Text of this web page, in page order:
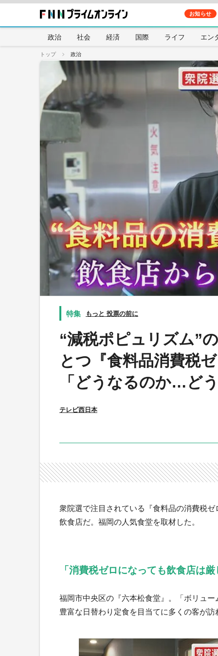
お知らせ
政治 社会 経済 国際 ライフ エン
トップ 政治
もっと 投票の前に
“減税ポピュリズム”
とつ『食料品消費税
「どうなるのか…ど
テレビ西日本
衆院選で注目されている『食料品の消費税
飲食店だ。福岡の人気食堂を取材した。
「消費税ゼロになっても飲食店は
福岡市中央区の『六本松食堂』。「ボリュ
豊富な日替わり定食を目当てに多くの客が訪